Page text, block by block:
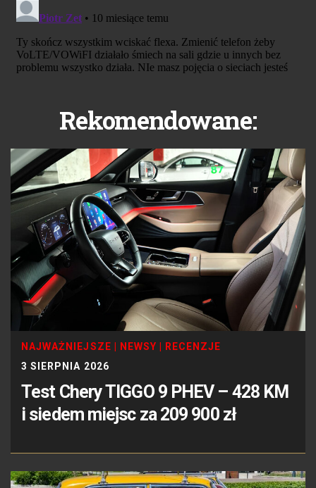
Rekomendowane:
NAJWAŻNIEJSZE NEWSY
RECENZJE
3 SIERPNIA 2026
Test Chery TIGGO 9 PHEV – 428 KM
i siedem miejsc za 209 900 zł